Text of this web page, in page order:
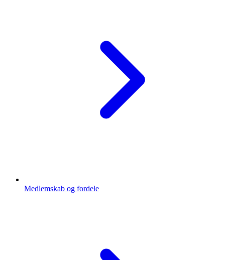
Medlemskab og fordele